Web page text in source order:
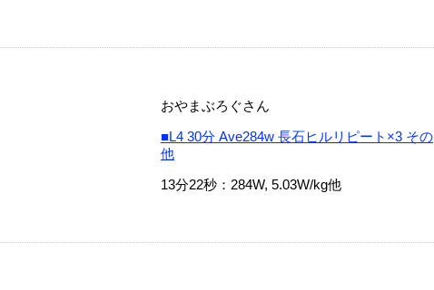
おやまぶろぐさん
■L4 30分 Ave284w 長石ヒルリピート×3 その
他
13分22秒：284W, 5.03W/kg他